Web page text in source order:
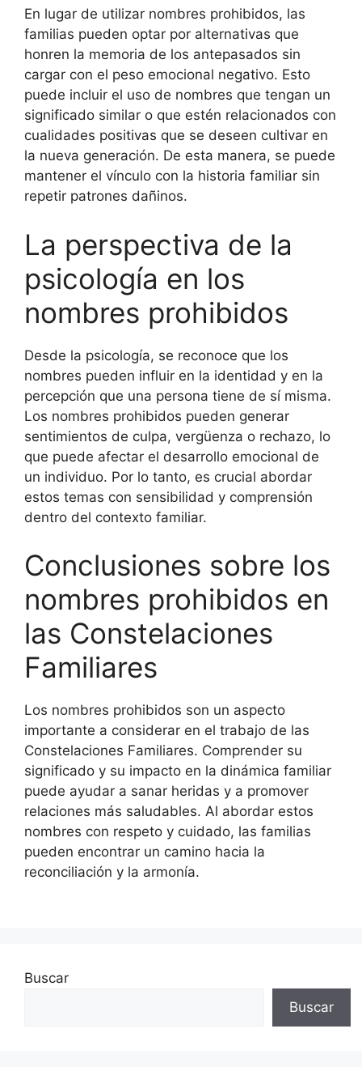
En lugar de utilizar nombres prohibidos, las
familias pueden optar por alternativas que
honren la memoria de los antepasados sin
cargar con el peso emocional negativo. Esto
puede incluir el uso de nombres que tengan un
significado similar o que estén relacionados con
cualidades positivas que se deseen cultivar en
la nueva generación. De esta manera, se puede
mantener el vínculo con la historia familiar sin
repetir patrones dañinos.
La perspectiva de la
psicología en los
nombres prohibidos
Desde la psicología, se reconoce que los
nombres pueden influir en la identidad y en la
percepción que una persona tiene de sí misma.
Los nombres prohibidos pueden generar
sentimientos de culpa, vergüenza o rechazo, lo
que puede afectar el desarrollo emocional de
un individuo. Por lo tanto, es crucial abordar
estos temas con sensibilidad y comprensión
dentro del contexto familiar.
Conclusiones sobre los
nombres prohibidos en
las Constelaciones
Familiares
Los nombres prohibidos son un aspecto
importante a considerar en el trabajo de las
Constelaciones Familiares. Comprender su
significado y su impacto en la dinámica familiar
puede ayudar a sanar heridas y a promover
relaciones más saludables. Al abordar estos
nombres con respeto y cuidado, las familias
pueden encontrar un camino hacia la
reconciliación y la armonía.
Buscar
Buscar